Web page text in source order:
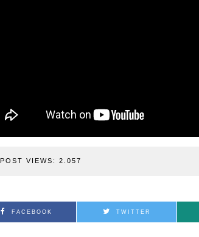
POST VIEWS: 2.057
FACEBOOK TWITTER